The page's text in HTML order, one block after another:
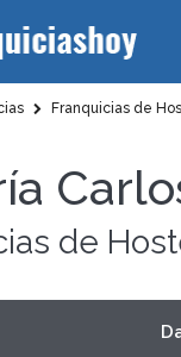
Franquicias de
de